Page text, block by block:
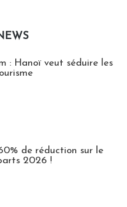
: Hanoï veut séduire les
de réduction sur le
2026 !